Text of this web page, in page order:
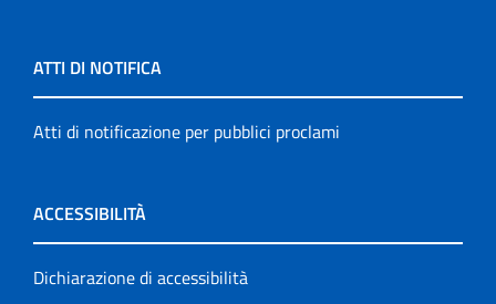
ATTI DI NOTIFICA
Atti di notificazione per pubblici proclami
ACCESSIBILITÀ
Dichiarazione di accessibilità